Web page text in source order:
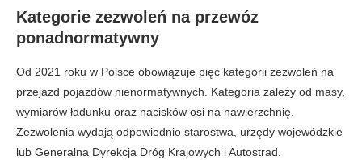
Kategorie zezwoleń na przewóz
ponadnormatywny
Od 2021 roku w Polsce obowiązuje pięć kategorii zezwoleń na
przejazd pojazdów nienormatywnych. Kategoria zależy od masy,
wymiarów ładunku oraz nacisków osi na nawierzchnię.
Zezwolenia wydają odpowiednio starostwa, urzędy wojewódzkie
lub Generalna Dyrekcja Dróg Krajowych i Autostrad.